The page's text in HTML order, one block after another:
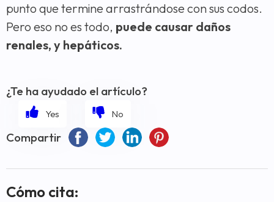
punto que termine arrastrándose con sus codos.
Pero eso no es todo, puede causar daños
renales, y hepáticos.
¿Te ha ayudado el artículo?
Compartir
Cómo cita: